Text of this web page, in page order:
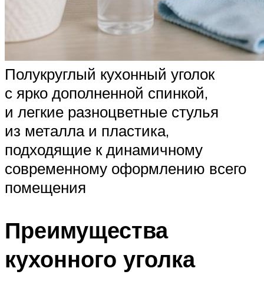
Полукруглый кухонный уголок
с ярко дополненной спинкой,
и легкие разноцветные стулья
из металла и пластика,
подходящие к динамичному
современному оформлению всего
помещения
Преимущества
кухонного уголка